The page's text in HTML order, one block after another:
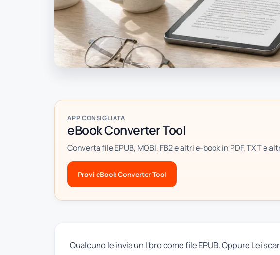
APP CONSIGLIATA
eBook Converter Tool
Converta file EPUB, MOBI, FB2 e altri e-book in PDF, TXT e
Provi eBook Converter Tool
Qualcuno le invia un libro come file EPUB. Oppure Lei